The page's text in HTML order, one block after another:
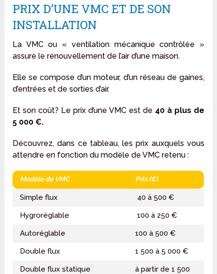
PRIX D’UNE VMC ET DE SON
INSTALLATION
La VMC ou « ventilation mécanique contrôlée »
assure le renouvellement de l’air d’une maison.
Elle se compose d’un moteur, d’un réseau de gaines,
d’entrées et de sorties d’air.
Et son coût? Le prix d’une VMC est de 40 à plus de
5 000 €.
Découvrez, dans ce tableau, les prix auxquels vous
attendre en fonction du modèle de VMC retenu :
Modèle de VMC Prix (€)
Simple flux 40 à 500 €
Hygroréglable 100 à 250 €
Autoréglable 100 à 500 €
Double flux 1 500 à 5 000 €
Double flux statique
à partir de 1 500